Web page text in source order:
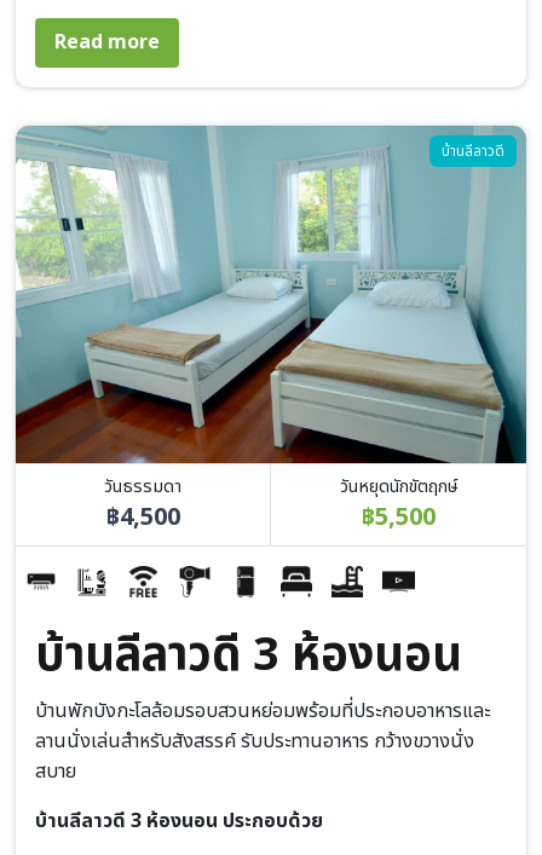
Read more
Image บ้านลีลาวดี
วันธรรมดา
฿4,500
วันหยุดนักขัตฤกษ์
฿5,500
บ้านลีลาวดี 3 ห้องนอน
บ้านพักบังกะโลล้อมรอบสวนหย่อมพร้อมที่ประกอบอาหารและ
ลานนั่งเล่นสำหรับสังสรรค์ รับประทานอาหาร กว้างขวางนั่ง
สบาย
บ้านลีลาวดี 3 ห้องนอน ประกอบด้วย